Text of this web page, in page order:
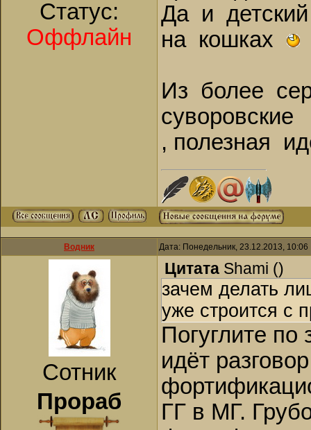
Статус:
Оффлайн
Да и
на кошках
Из более
, полезная
Водник Дата: Понедельник, 23.12.2013,
Сотник
Прораб
Цитата Shami ()
зачем делать
уже строится с
Погуглите
идёт
ГГ в МГ.